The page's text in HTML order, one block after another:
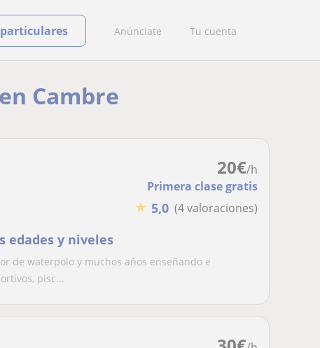
Anúnciate Tu cuenta
Cambre
20€/h
Primera clase gratis
★ 5,0 (4 valoraciones)
edades y niveles
de waterpolo y muchos años enseñando e
pisc...